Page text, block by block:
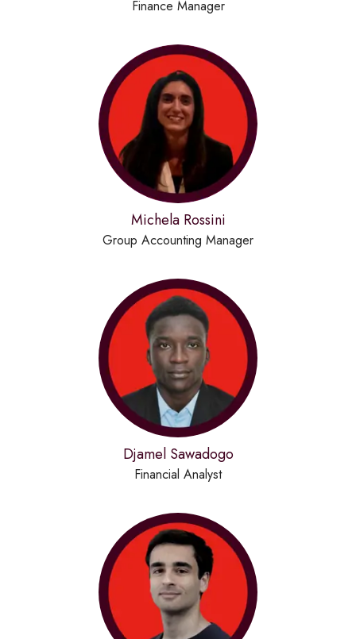
Finance Manager
Michela Rossini
Group Accounting Manager
Djamel Sawadogo
Financial Analyst